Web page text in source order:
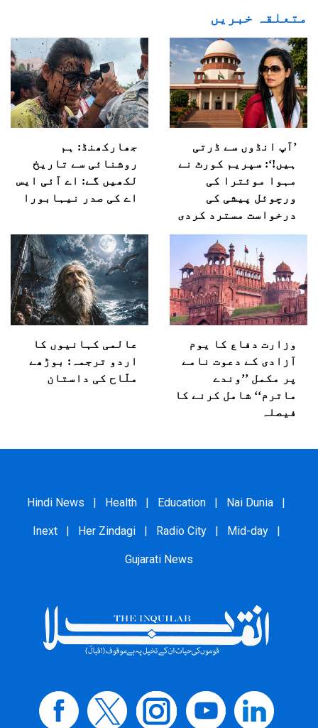
متعلقہ خبریں
’آپ انڈوں سے ڈرتی
ہیں!‘: سپریم کورٹ نے
مہوا موئترا کی
ورچوئل پیشی کی
درخواست مسترد کردی
جھارکھنڈ: ہم
روشنائی سے تاریخ
لکھیں گے: اے آئی ایس
اے کی صدر نیہابورا
وزارت دفاع کا یوم
آزادی کے دعوت نامے
پر مکمل ’’وندے
ماترم‘‘ شامل کرنے کا
فیصلہ
عالمی کہانیوں کا
اردو ترجمہ: بوڑھے
ملّاح کی داستان
Hindi News | Health | Education | Nai Dunia |
Inext | Her Zindagi | Radio City | Mid-day |
Gujarati News